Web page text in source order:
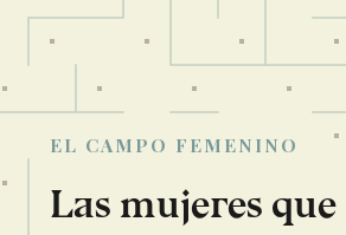
EL CAMPO FEMENINO
Las mujeres que